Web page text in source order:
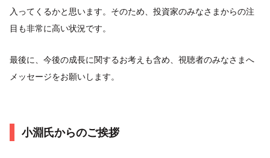
入ってくるかと思います。そのため、投資家のみなさまからの注
目も非常に高い状況です。
最後に、今後の成長に関するお考えも含め、視聴者のみなさまへ
メッセージをお願いします。
小淵氏からのご挨拶